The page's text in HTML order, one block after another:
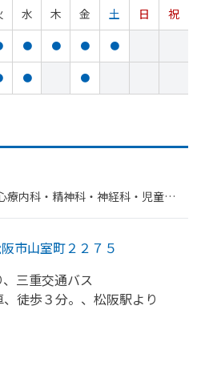
水 木 金 土 日
祝
● ● ● ●
● ●
療内科・​精神科・神経科・​児童精
市山室町２２７５
三重交通バス
徒歩３分。、 松阪駅より